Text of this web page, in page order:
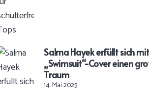
Salma Hayek erfüllt sich mit
„Swimsuit“-Cover einen
Traum
14. Mai 2025